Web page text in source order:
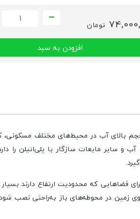
تومان
افزودن به سبد
ذخیره‌سازی حجم بالای آب در محیط‌های مختلف
آب و سایر مایعات سازگار با پلی‌اتیلن
فضاهایی که محدودیت ارتفاع دارند
زمین در محوطه‌های باز به‌راحتی نصب